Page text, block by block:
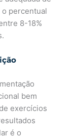
o percentual
8-18%
bem
exercícios
é o